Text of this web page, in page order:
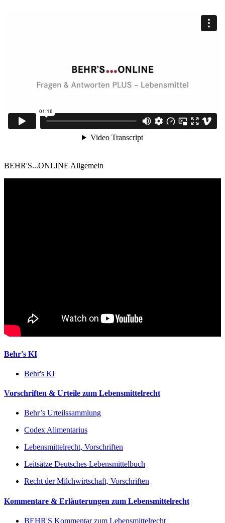
BEHR'S...ONLINE Allgemein
Behr's KI
Behr's KI
Vorschriften & Urteile zum Lebensmittelrecht
Behr’s Urteilssammlung
Codex Alimentarius
Lebensmittelrecht, Vorschriften
Leitsätze Deutsches Lebensmittelbuch
Recht der Milchwirtschaft, Vorschriften
Kommentare & Erläuterungen zum Lebensmittelrecht
BEHR'S Kommentar zum Lebensmittelrecht